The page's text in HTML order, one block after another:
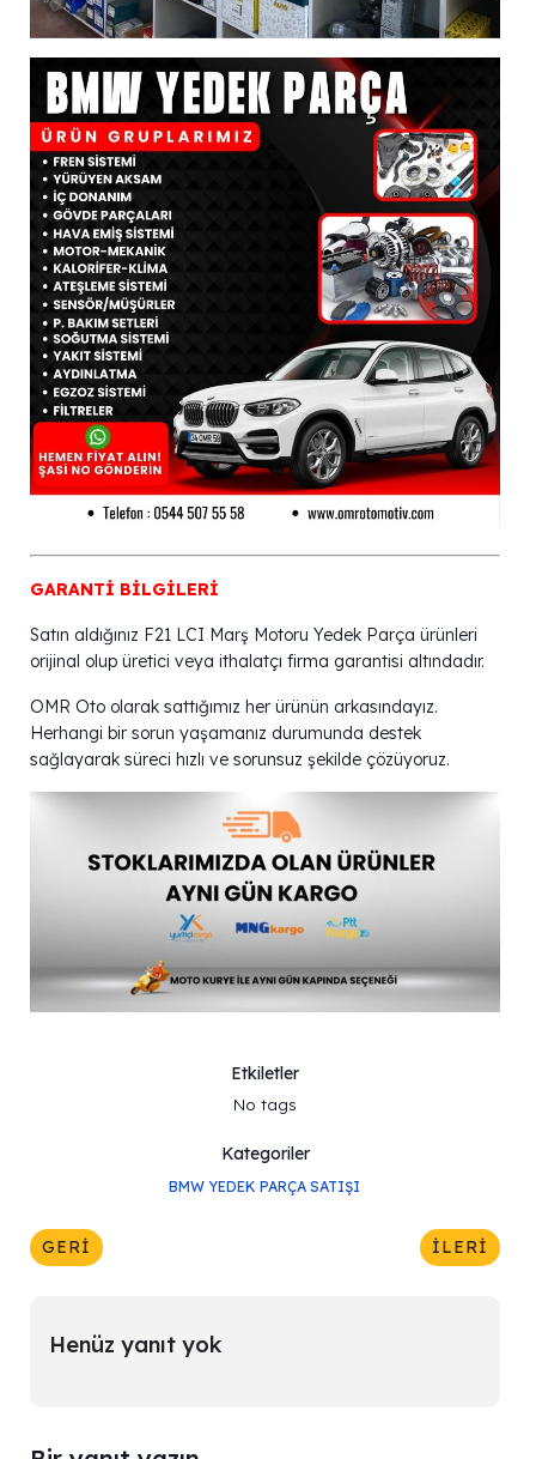
GARANTİ BİLGİLERİ
Satın aldığınız F21 LCI Marş Motoru Yedek Parça ürünleri
orijinal olup üretici veya ithalatçı firma garantisi altındadır.
OMR Oto olarak sattığımız her ürünün arkasındayız.
Herhangi bir sorun yaşamanız durumunda destek
sağlayarak süreci hızlı ve sorunsuz şekilde çözüyoruz.
Etkiletler
No tags
Kategoriler
BMW YEDEK PARÇA SATIŞI
GERI İLERI
Henüz yanıt yok